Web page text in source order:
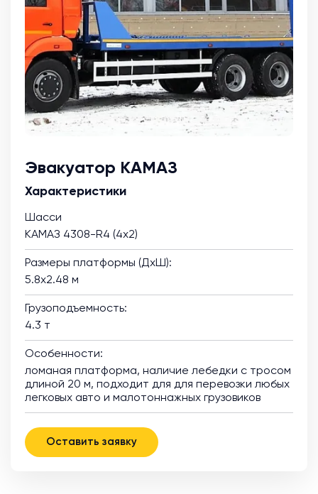
Эвакуатор КАМАЗ
Характеристики
Шасси
КАМАЗ 4308-R4 (4х2)
Размеры платформы (ДхШ):
5.8х2.48 м
Грузоподъемность:
4.3 т
Особенности:
ломаная платформа, наличие лебедки с тросом
длиной 20 м, подходит для для перевозки любых
легковых авто и малотоннажных грузовиков
Оставить заявку